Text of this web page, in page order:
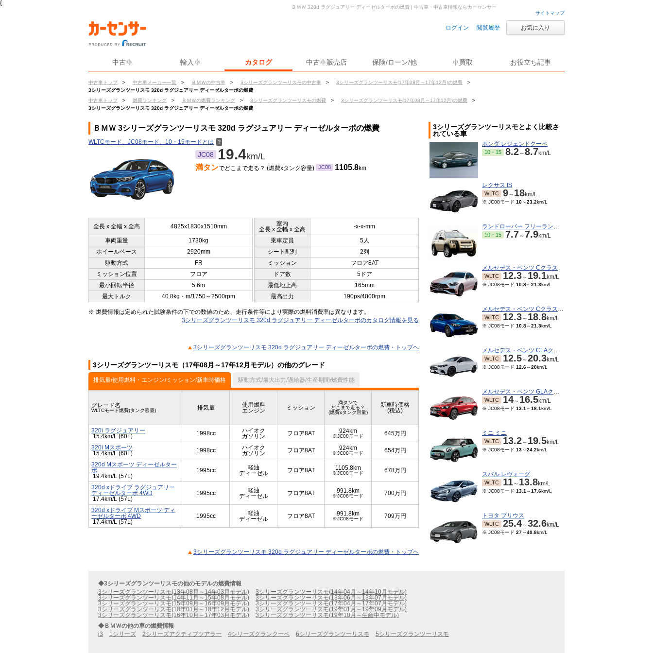
{
サイトマップ
ログイン 閲覧履歴 お気に入り
中古車 輸入車 カタログ 中古車販売店 保険/ローン/他 車買取 お役立ち記事
中古車トップ > 中古車メーカー一覧 > ＢＭＷの中古車 > 3シリーズグランツーリスモの中古車 > 3シリーズグランツーリスモ(17年08月～17年12月)の燃費
>
3シリーズグランツーリスモ 320d ラグジュアリー ディーゼルターボの燃費
中古車トップ
> 燃費ランキング > ＢＭＷの燃費ランキング > 3シリーズグランツーリスモの燃費 > 3シリーズグランツーリスモ(17年08月～17年12月)の燃費
>
3シリーズグランツーリスモ 320d ラグジュアリー ディーゼルターボの燃費
ＢＭＷ 320d ラグジュアリー ディーゼルターボの燃費 | 中古車・中古車情報ならカーセンサー
ＢＭＷ 3シリーズグランツーリスモ 320d ラグジュアリー ディーゼルターボの燃費
WLTCモード、JC08モード、10・15モードとは ？
JC08 19.4km/L
満タンでどこまで走る？ (燃費xタンク容量) JC08 1105.8km
全長 x 全幅 x 全高 4825x1830x1510mm
室内
全長 x 全幅 x 全高
-x-x-mm
車両重量 1730kg 乗車定員
5人
ホイールベース
2920mm シート配列
2列
駆動方式
FR ミッション
フロア8AT
ミッション位置
フロア ドア数
5ドア
最小回転半径
5.6m 最低地上高
165mm
最大トルク
40.8kg・m/1750～2500rpm 最高出力 190ps/4000rpm
※ 燃費情報は定められた試験条件の下での数値のため、走行条件等により実際の燃料消費率は異なります。
3シリーズグランツーリスモ 320d ラグジュアリー ディーゼルターボのカタログ情報を見る
3シリーズグランツーリスモ 320d ラグジュアリー ディーゼルターボの燃費・トップヘ
3シリーズグランツーリスモ（17年08月～17年12月モデル）の他のグレード
排気量/使用燃料・エンジン/ミッション/新車時価格 駆動方式/最大出力/過給器/生産期間/燃費性能
グレード名
WLTCモード燃費(タンク容量) 排気量
使用燃料
エンジン
ミッション
満タンで
どこまで走る？
(燃費xタンク容量)
新車時価格
(税込)
320i ラグジュアリー
15.4km/L (60L)
1998cc
ハイオク
ガソリン
フロア8AT 924km
※JC08モード 645万円
320i Mスポーツ
15.4km/L (60L)
1998cc
ハイオク
ガソリン
フロア8AT 924km
※JC08モード 654万円
320d Mスポーツ ディーゼルター
ボ
19.4km/L (57L)
1995cc
軽油
ディーゼル
フロア8AT 1105.8km
※JC08モード 678万円
320d xドライブ ラグジュアリー
ディーゼルターボ 4WD
17.4km/L (57L)
1995cc
軽油
ディーゼル
フロア8AT 991.8km
※JC08モード 700万円
320d xドライブ Mスポーツ ディ
ーゼルターボ 4WD
17.4km/L (57L)
1995cc
軽油
ディーゼル
フロア8AT 991.8km
※JC08モード 709万円
3シリーズグランツーリスモ 320d ラグジュアリー ディーゼルターボの燃費・トップヘ
3シリーズグランツーリスモとよく比較さ
れている車
ホンダ レジェンドクーペ
10・15 8.2～8.7km/L
レクサス IS
WLTC 9～ 18km/L
※ JC08モード 10～23.2km/L
ランドローバー フリーランダー
10・15 7.7～7.9km/L
メルセデス・ベンツ Cクラス
WLTC 12.3～ 19.1km/L
※ JC08モード 10.8～21.3km/L
メルセデス・ベンツ Cクラスワゴン
WLTC 12.3～ 18.8km/L
※ JC08モード 10.8～21.3km/L
メルセデス・ベンツ CLAクラス
WLTC 12.5～20.3km/L
※ JC08モード 12.6～20km/L
メルセデス・ベンツ GLAクラス
WLTC 14～ 16.5km/L
※ JC08モード 13.1 ～18.1km/L
ミニ ミニ
WLTC 13.2～ 19.5km/L
※ JC08モード 13～24.2km/L
スバル レヴォーグ
WLTC 11～ 13.8km/L
※ JC08モード 13.1 ～17.6km/L
トヨタ プリウス
WLTC 25.4～32.6km/L
※ JC08モード 27～40.8km/L
◆3シリーズグランツーリスモの他のモデルの燃費情報
3シリーズグランツーリスモ(13年08月～14年03月モデル)
3シリーズグランツーリスモ(14年04月～14年10月モデル)
3シリーズグランツーリスモ(14年11月～15年08月モデル)
3シリーズグランツーリスモ(13年06月～13年07月モデル)
3シリーズグランツーリスモ(15年09月～16年09月モデル)
3シリーズグランツーリスモ(17年04月～17年07月モデル)
3シリーズグランツーリスモ(18年01月～18年12月モデル)
3シリーズグランツーリスモ(19年01月～19年09月モデル)
3シリーズグランツーリスモ(16年10月～17年03月モデル)
3シリーズグランツーリスモ(19年10月～生産中モデル)
◆ＢＭＷの他の車の燃費情報
i3
1シリーズ 2シリーズアクティブツアラー 4シリーズグランクーペ 6シリーズグランツーリスモ 5シリーズグランツーリスモ